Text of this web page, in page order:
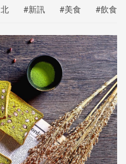
#新訊 #美食 #飲食